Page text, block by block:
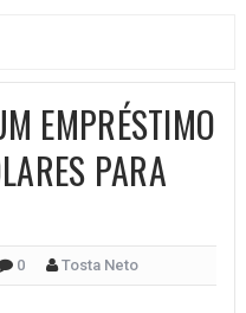
EMPRÉSTIMO
PARA
0 Tosta Neto